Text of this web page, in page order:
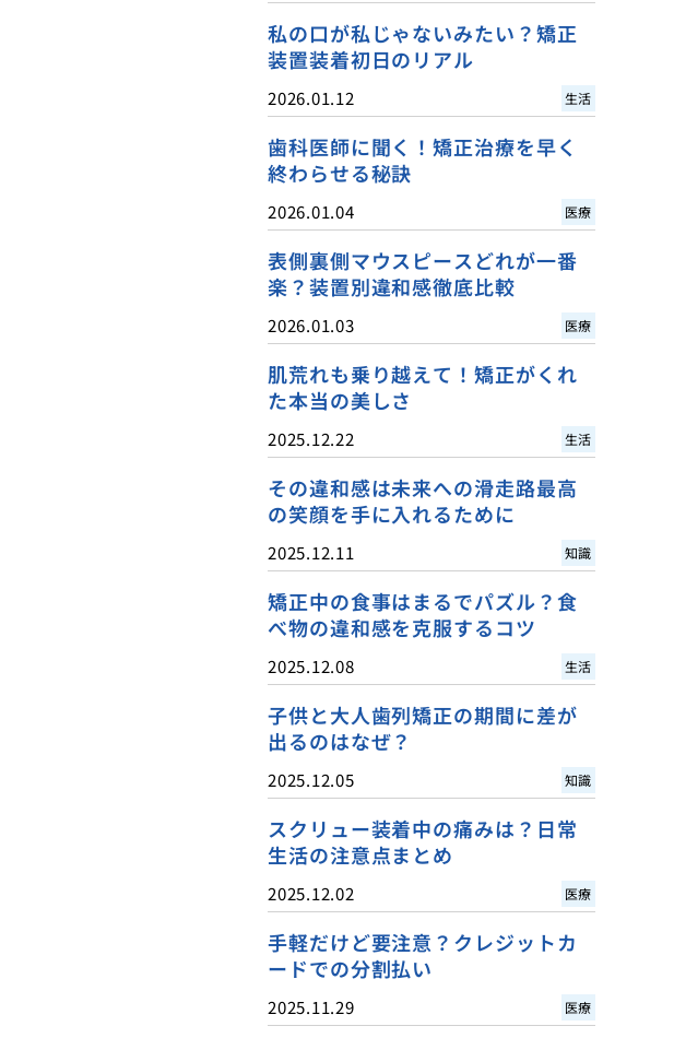
私の口が私じゃないみたい？矯正
装置装着初日のリアル
2026.01.12 生活
歯科医師に聞く！矯正治療を早く
終わらせる秘訣
2026.01.04 医療
表側裏側マウスピースどれが一番
楽？装置別違和感徹底比較
2026.01.03 医療
肌荒れも乗り越えて！矯正がくれ
た本当の美しさ
2025.12.22 生活
その違和感は未来への滑走路最高
の笑顔を手に入れるために
2025.12.11 知識
矯正中の食事はまるでパズル？食
べ物の違和感を克服するコツ
2025.12.08 生活
子供と大人歯列矯正の期間に差が
出るのはなぜ？
2025.12.05 知識
スクリュー装着中の痛みは？日常
生活の注意点まとめ
2025.12.02 医療
手軽だけど要注意？クレジットカ
ードでの分割払い
2025.11.29 医療